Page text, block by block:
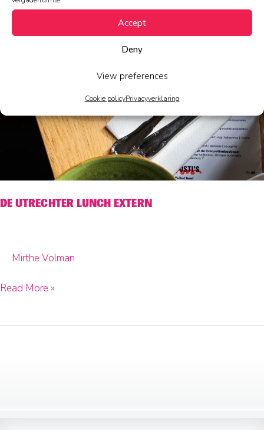
Accept
Deny
View preferences
Cookie policyPrivacyverklaring
DE UTRECHTER LUNCH EXTERN
Mirthe Volman
Read More »